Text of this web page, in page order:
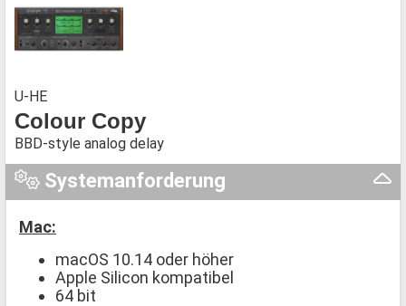
U-HE
Colour Copy
BBD-style analog delay
Systemanforderung
Mac:
macOS 10.14 oder höher
Apple Silicon kompatibel
64 bit